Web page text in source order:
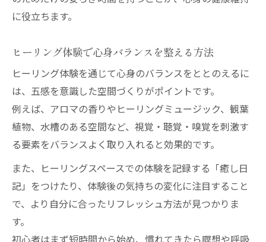
に役立ちます。
ヒーリング体験で心身バランスを整える方法
ヒーリング体験を通じて心身のバランスをととのえるに
は、五感を意識した空間づくりがポイントです。
例えば、アロマの香りやヒーリングミュージック、観葉
植物、水槽のある空間など、視覚・聴覚・嗅覚を刺激す
る要素をバランスよく取り入れると効果的です。
また、ヒーリングスペースでの体験を記録する「癒し日
記」をつけたり、体験後の気持ちの変化に注目すること
で、より自分に合ったリフレッシュ方法が見つかりま
す。